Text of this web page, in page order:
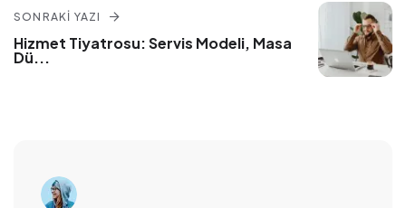
SONRAKI YAZI
Hizmet Tiyatrosu: Servis Modeli, Masa
Dü...